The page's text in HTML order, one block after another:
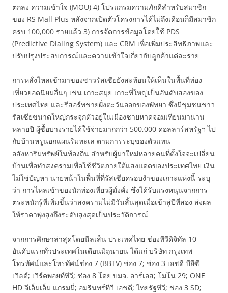
ตกลง ความเข้าใจ (MOU) 4) โปรแกรมความภักดีสำหรับสมาชิก
ของ RS Mall Plus หลังจากเปิดตัวโครงการได้ไม่ถึงเดือนก็มีสมาชิก
ครบ 100,000 รายแล้ว 3) การจัดการข้อมูลโดยใช้ PDS
(Predictive Dialing System) และ CRM เพื่อเพิ่มประสิทธิภาพและ
ปรับปรุงประสบการณ์และความเข้าใจเกี่ยวกับลูกค้าแต่ละราย
การหลั่งไหลเข้ามาของชาวรัสเซียยังสะท้อนให้เห็นในพื้นที่ท่อง
เที่ยวยอดนิยมอื่นๆ เช่น เกาะสมุย เกาะที่ใหญ่เป็นอันดับสองของ
ประเทศไทย และรีสอร์ทชายฝั่งตะวันออกของพัทยา ซึ่งมีชุมชนชาว
รัสเซียขนาดใหญ่กระจุกตัวอยู่ในเมืองชายหาดจอมเทียนมานาน
หลายปี ผู้ซื้อบางรายได้ใช้จ่ายมากกว่า 500,000 ดอลลาร์สหรัฐฯ ไป
กับบ้านหรูนอกแผนริมทะเล ตามการระบุของตัวแทน
อสังหาริมทรัพย์ในท้องถิ่น สำหรับผู้มาใหม่หลายคนที่ตั้งใจจะเปลี่ยน
บ้านเพื่อทำสงครามเพื่อใช้ชีวิตภายใต้แสงแดดของประเทศไทย เงิน
ไม่ใช่ปัญหา นายหน้าในพื้นที่ที่รัสเซียครอบงำของเกาะแห่งนี้ ระบุ
ว่า การไหลเข้าของนักท่องเที่ยวผู้มั่งคั่ง ซึ่งได้รับแรงหนุนจากการ
ตระหนักรู้ที่เพิ่มขึ้นว่าสงครามไม่มีวันสิ้นสุดเมื่อเข้าสู่ปีที่สอง ส่งผล
ให้ราคาพุ่งสูงถึงระดับสูงสุดเป็นประวัติการณ์
จากการศึกษาล่าสุดโดยนีลเส็น ประเทศไทย ช่องทีวีดิจิทัล 10
อันดับแรกทั่วประเทศในเดือนมิถุนายน ได้แก่ บริษัท กรุงเทพ
โทรทัศน์และโทรทัศน์ช่อง 7 (BBTV) ช่อง 7; ช่อง 3 เอชดี บีอีซี
เวิลด์; เวิร์คพอยท์ทีวี; ช่อง 8 โดย บมจ. อาร์เอส; โมโน 29; ONE
HD จีเอ็มเอ็ม แกรมมี่; อมรินทร์ทีวี เอชดี; ไทยรัฐทีวี; ช่อง 3 SD;